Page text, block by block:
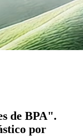
de BPA".
por